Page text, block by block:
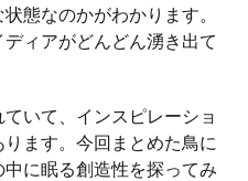
態なのかがわかります。
ィアがどんどん湧き出て
いて、インスピレーショ
ます。今回まとめた鳥に
に眠る創造性を探ってみ